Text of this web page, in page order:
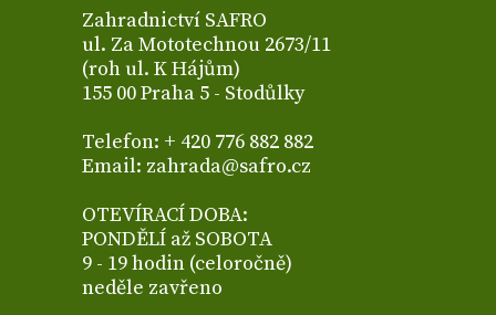
Zahradnictví SAFRO
ul. Za Mototechnou 2673/11
(roh ul. K Hájům)
155 00 Praha 5 - Stodůlky
Telefon: + 420 776 882 882
Email: zahrada@safro.cz
OTEVÍRACÍ DOBA:
PONDĚLÍ až SOBOTA
9 - 19 hodin (celoročně)
neděle zavřeno